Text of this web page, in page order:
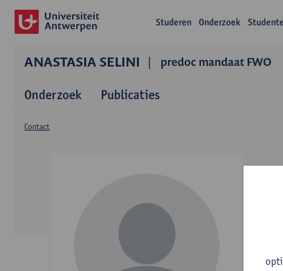
Studeren Onderzoek
ANASTASIA SELINI predoc mandaat FWO
Onderzoek Publicaties
Contact